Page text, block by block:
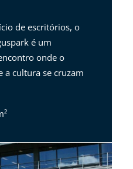
de escritórios, o
é um
onde o
a cultura se cruzam